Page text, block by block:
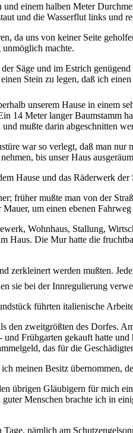
einem halben Meter
und die Wasserflut links und
da uns von keiner Seite
unmöglich machte.
Säge und im Estrich
Stein zu legen, daß ich
unserem Hause in einem
14 Meter langer Baumstamm
mußte darin abgeschnitten
war so verlegt, daß man
bis unser Haus
Hause und das Räderwerk
früher mußte man von der
um einen ebenen Fahrweg
Wohnhaus, Stallung,
Haus. Die Mur hatte die
zerkleinert werden mußten.
sie bei der Innregulierung
führten italienische
den zweitgrößten des Dorfes.
Frühgarten gekauft hatte
das für die
meinen Besitz übernommen,
übrigen Gläubigern für mich
Menschen brachte ich in
nämlich am